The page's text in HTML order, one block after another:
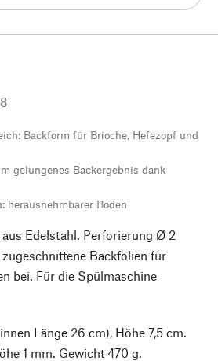
Backform für Brioche, Hefezopf und
gelungenes Backergebnis dank
herausnehmbarer Boden
Edelstahl. Perforierung Ø 2
Backfolien für
bei. Für die Spülmaschine
Länge 26 cm), Höhe 7,5 cm.
1 mm. Gewicht 470 g.